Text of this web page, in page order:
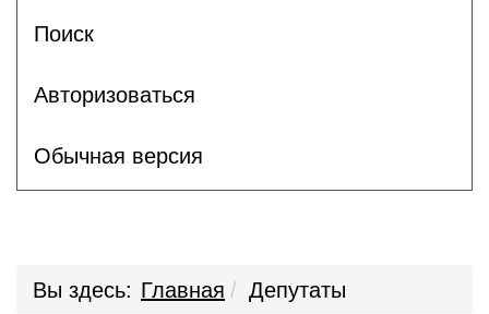
Поиск
Авторизоваться
Обычная версия
Вы здесь: Главная Депутаты